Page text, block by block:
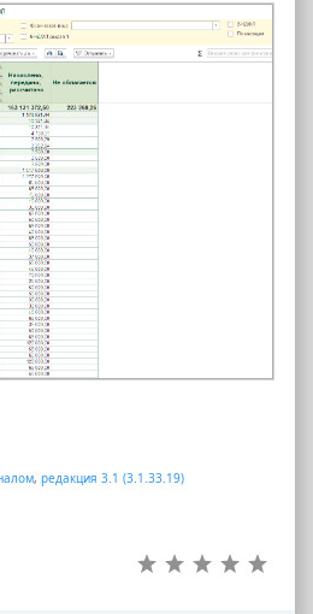
, редакция 3.1 (3.1.33.19)